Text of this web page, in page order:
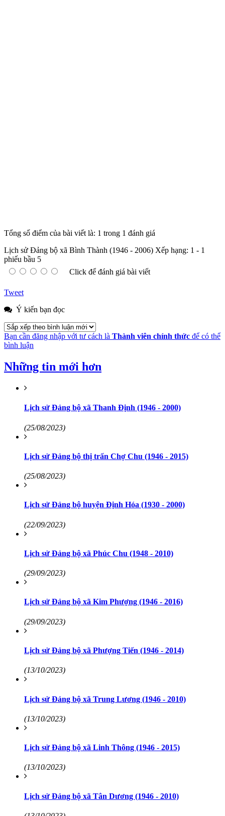
Tổng số điểm của bài viết là: 1 trong 1 đánh giá
Lịch sử Đảng bộ xã Bình Thành (1946 - 2006) Xếp hạng: 1 - 1
phiếu bầu 5
Click để đánh giá bài viết
Tweet
Ý kiến bạn đọc
Bạn cần đăng nhập với tư cách là Thành viên chính thức để có thể
bình luận
Những tin mới hơn
Lịch sử Đảng bộ xã Thanh Định (1946 - 2000)
(25/08/2023)
Lịch sử Đảng bộ thị trấn Chợ Chu (1946 - 2015)
(25/08/2023)
Lịch sử Đảng bộ huyện Định Hóa (1930 - 2000)
(22/09/2023)
Lịch sử Đảng bộ xã Phúc Chu (1948 - 2010)
(29/09/2023)
Lịch sử Đảng bộ xã Kim Phượng (1946 - 2016)
(29/09/2023)
Lịch sử Đảng bộ xã Phượng Tiến (1946 - 2014)
(13/10/2023)
Lịch sử Đảng bộ xã Trung Lương (1946 - 2010)
(13/10/2023)
Lịch sử Đảng bộ xã Linh Thông (1946 - 2015)
(13/10/2023)
Lịch sử Đảng bộ xã Tân Dương (1946 - 2010)